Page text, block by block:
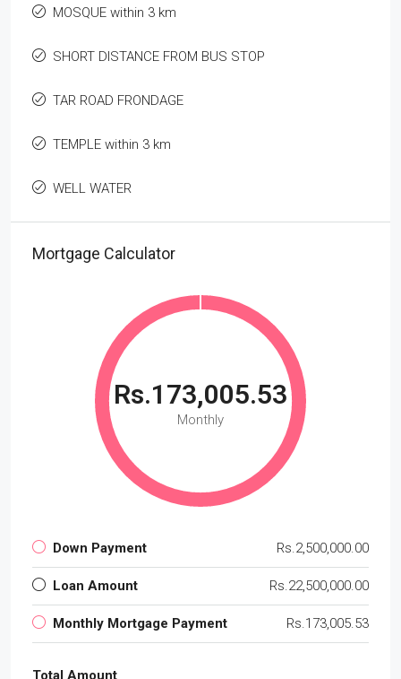
MOSQUE within 3 km
SHORT DISTANCE FROM BUS STOP
TAR ROAD FRONDAGE
TEMPLE within 3 km
WELL WATER
Mortgage Calculator
Rs.173,005.53
Monthly
Down Payment Rs.2,500,000.00
Loan Amount Rs.22,500,000.00
Monthly Mortgage Payment Rs.173,005.53
Total Amount